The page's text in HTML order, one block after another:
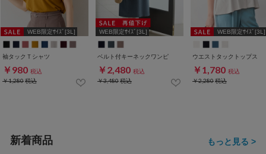
WEB限定ｻｲｽﾞ[3L]
袖タックＴシャツ
￥980 税込
￥1,280税込
WEB限定ｻｲｽﾞ[3L]
ベルト付キーネックワンピ
￥2,480 税込
￥3,480税込
WEB限定ｻｲｽﾞ[3L]
ウエストタックトップス
￥1,780 税込
￥2,280税込
新着商品 もっと見る >